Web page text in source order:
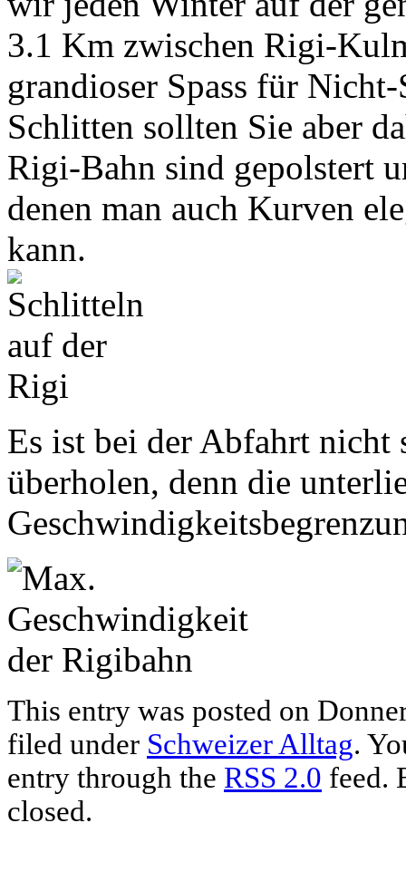
3.1 Km zwischen Rigi-
grandioser Spass für
Schlitten sollten Sie aber
Rigi-Bahn sind gepolstert
denen man auch Kurven
kann.
Es ist bei der Abfahrt nicht
überholen, denn die
This entry was posted on
filed under Schweizer Alltag.
entry through the RSS 2.0 feed.
closed.